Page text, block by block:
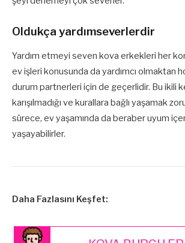
Oldukça yardımseverlerdir
Yardım etmeyi seven kova erkekleri her
ev işleri konusunda da yardımcı olmaktan
durum partnerleri için de geçerlidir. Bu ikili
karışılmadığı ve kurallara bağlı yaşamak
sürece, ev yaşamında da beraber uyum
yaşayabilirler.
Daha Fazlasını Keşfet: